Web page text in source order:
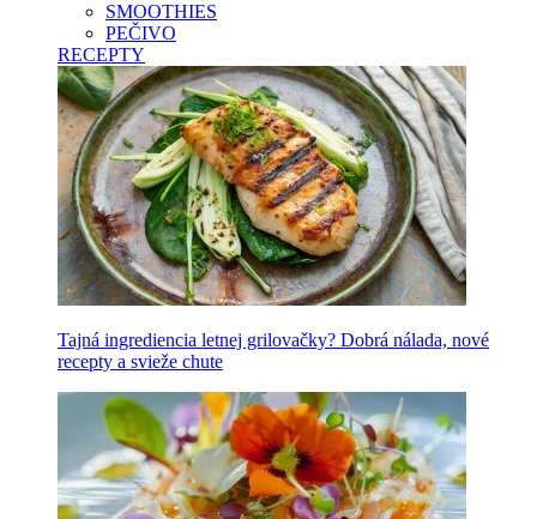
SMOOTHIES
PEČIVO
RECEPTY
Tajná ingrediencia letnej grilovačky? Dobrá nálada, nové
recepty a svieže chute